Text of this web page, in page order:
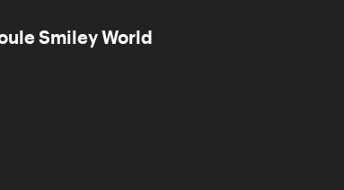
Smiley World